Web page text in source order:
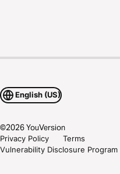
English (US)
©2026YouVersion
Privacy Policy
Terms
Vulnerability Disclosure Program